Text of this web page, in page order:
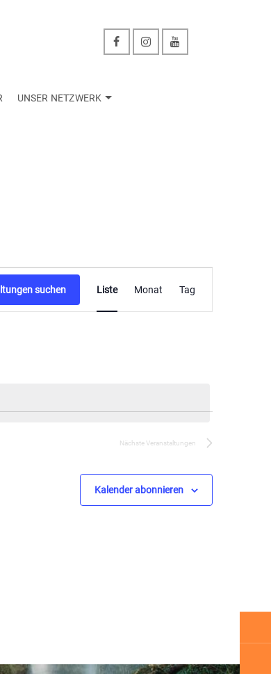
UNSER NETZWERK
suchen
Ansichten-
Liste Monat Tag
NächsteVeranstaltungen
Kalender abonnieren